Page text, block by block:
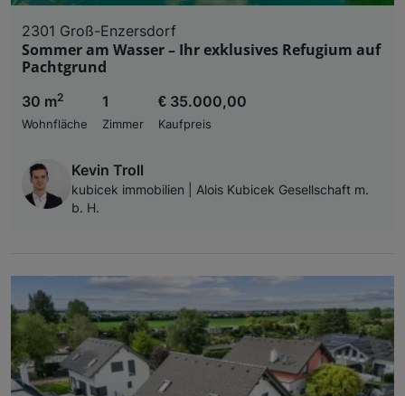
2301 Groß-Enzersdorf
Sommer am Wasser – Ihr exklusives Refugium auf
Pachtgrund
30 m2
Wohnfläche
1
Zimmer
€ 35.000,00
Kaufpreis
Kevin Troll
kubicek immobilien | Alois Kubicek Gesellschaft m.
b. H.